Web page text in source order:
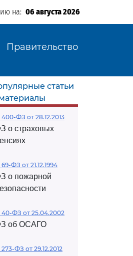
на: 06 августа 2026
Правительство
статьи
400-ФЗ от 28.12.2013
о страховых
69-ФЗ от 21.12.1994
о пожарной
40-ФЗ от 25.04.2002
об ОСАГО
273-ФЗ от 29.12.2012